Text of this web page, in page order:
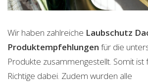
Wir haben zahlreiche Laubschutz
Produktempfehlungen für die
Produkte zusammengestellt. Somit ist
Richtige dabei. Zudem wurden alle